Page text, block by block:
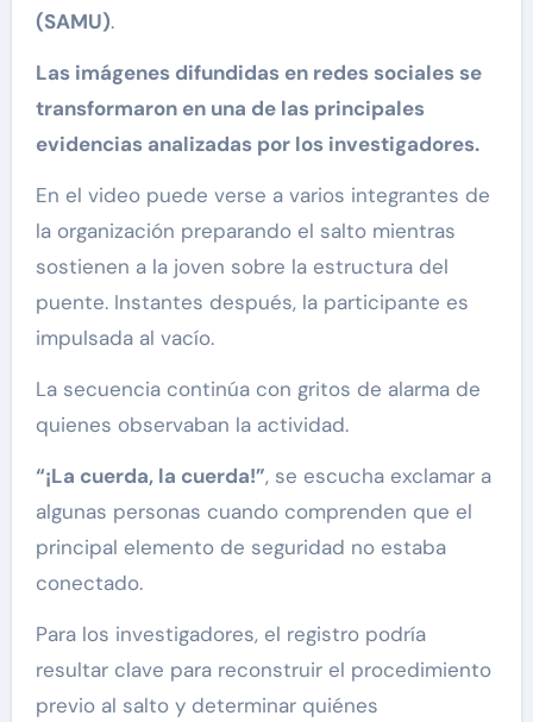
(SAMU).
Las imágenes difundidas en redes sociales se
transformaron en una de las principales
evidencias analizadas por los investigadores.
En el video puede verse a varios integrantes de
la organización preparando el salto mientras
sostienen a la joven sobre la estructura del
puente. Instantes después, la participante es
impulsada al vacío.
La secuencia continúa con gritos de alarma de
quienes observaban la actividad.
“¡La cuerda, la cuerda!”, se escucha exclamar a
algunas personas cuando comprenden que el
principal elemento de seguridad no estaba
conectado.
Para los investigadores, el registro podría
resultar clave para reconstruir el procedimiento
previo al salto y determinar quiénes